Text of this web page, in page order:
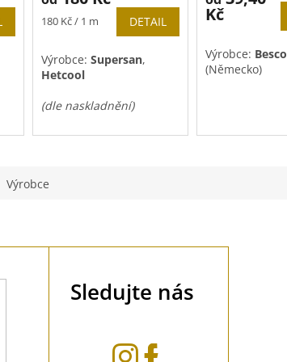
Měrná
180 Kč / 1 m DETAIL
Výrobce: Supersan,
Hetcool
(dle naskladnění)
Kč
Výrobce: Besco
(Německo)
Výrobce
Sledujte nás